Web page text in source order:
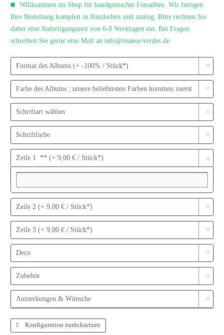
Willkommen im Shop für handgemachte Fotoalben. Wir fertigen
Ihre Bestellung komplett in Handarbeit und analog. Bitte rechnen Sie
daher eine Anfertigungszeit von 6-8 Werktagen ein. Bei Fragen
schreiben Sie gerne eine Mail an info@manos-verdes.de
Format des Albums (+ -100% / Stück*)
Farbe des Albums ; unsere beliebtesten Farben kommen zuerst
Schriftart wählen
Schriftfarbe
Zeile 1 ** (+ 9,00 € / Stück*)
Zeile 2 (+ 9,00 € / Stück*)
Zeile 3 (+ 9,00 € / Stück*)
Deco
Zubehör
Anmerkungen & Wünsche
Konfiguration zurücksetzen